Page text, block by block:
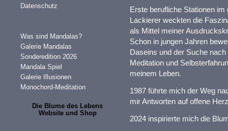
Datenschutz
Was sind Mandalas?
Galerie Mandalas
Sonderedition 2026
Mandala Spiel
Galerie Illusionen
Monochord-Meditation
Die Blume des Lebens
Website und Shop
Erste berufliche Stationen
Lackierer weckten die
als Mittel meiner
Schon in jungen Jahren
Daseins und der Suche
Meditation und
meinem Leben.
1987 führte mich der Weg
mir Antworten auf offene
2024 inspirierte mich die